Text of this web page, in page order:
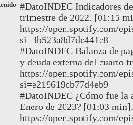
#DatoINDEC Indicadores
trimestre de 2022. [01:15
https://open.spotify.com/
si=3b523a8d7dc441c8
#DatoINDEC Balanza de
y deuda externa del cuarto
https://open.spotify.com/
si=e219619cb77d4eb9
#DatoINDEC ¿Cómo fue la
Enero de 2023? [01:03
https://open.spotify.com/